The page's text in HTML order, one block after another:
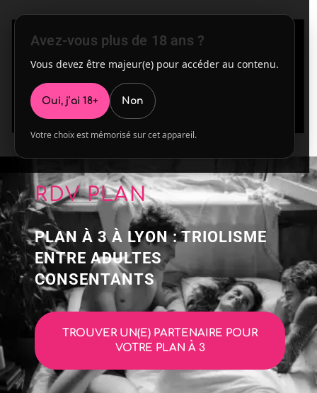
Avez-vous plus de 18 ans ?
Vous devez être majeur(e) pour accéder au contenu.
Oui, j’ai 18+ Non
Votre choix est mémorisé sur cet appareil.
RDV PLAN
PLAN À 3 À LYON : TRIOLISME
ENTRE ADULTES
CONSENTANTS
TROUVER UN(E) PARTENAIRE POUR
VOTRE PLAN À 3